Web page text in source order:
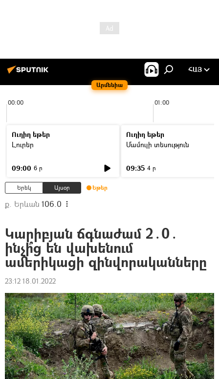
Արմենիա
ՀԱՅ
00:00 01:00
Ուղիղ եթեր
Լուրեր
09:00 6 ր
Ուղիղ եթեր
Մամուլի տեսություն
09:35 4 ր
Երեկ Այսօր Եթեր
ք. Երևան 106.0
Կարիբյան ճգնաժամ 2․0․
ինչի՞ց են վախենում
ամերիկացի զինվորականները
23:12 18.01.2022